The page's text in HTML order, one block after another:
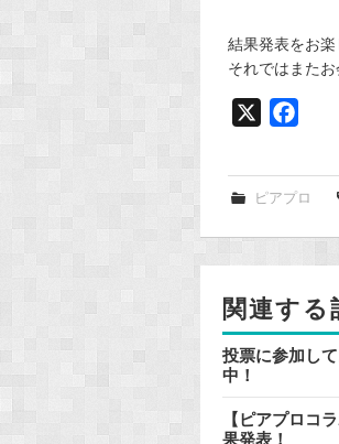
結果発表をお楽
それではまた
e
k
ピアプロ
関連する
投票に参加し
中！
【ピアプロコ
果発表！